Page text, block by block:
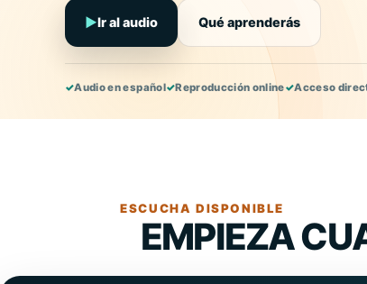
▶Ir al audio Qué aprenderás
✓Audio en español✓Reproducción online✓Acceso
ESCUCHA DISPONIBLE
EMPIEZA